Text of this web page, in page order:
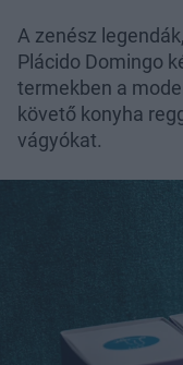
A zenész
Plácido Domingo
termekben a
követő konyha
vágyókat.